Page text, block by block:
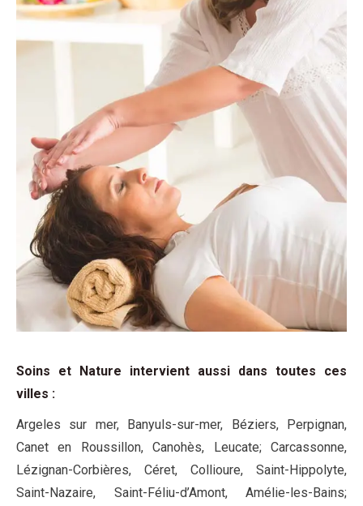
Soins et Nature intervient aussi dans toutes ces
villes :
Argeles sur mer, Banyuls-sur-mer, Béziers, Perpignan,
Canet en Roussillon, Canohès, Leucate; Carcassonne,
Lézignan-Corbières, Céret, Collioure, Saint-Hippolyte,
Saint-Nazaire, Saint-Féliu-d’Amont, Amélie-les-Bains;